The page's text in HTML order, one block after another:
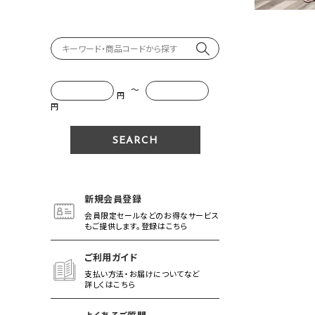
円 ～
円
新規会員登録
会員限定セールなどのお得なサービス
もご提供します。登録はこちら
ご利用ガイド
支払い方法・お届けについてなど
詳しくはこちら